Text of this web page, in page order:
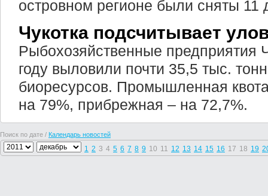
островном регионе были сняты 11
Чукотка подсчитывает
Рыбохозяйственные предприятия
году выловили почти 35,5 тыс.
биоресурсов. Промышленная
на 79%, прибрежная – на 72,7%.
Поиск по дате / Календарь новостей
1 2 3 4 5 6 7 8 9 10 11 12 13 14 15 16 17 18 19